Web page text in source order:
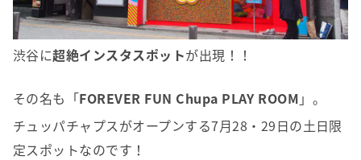
渋谷に超絶インスタスポットが出現！！
その名も「FOREVER FUN Chupa PLAY ROOM 」。
チュッパチャプスがオープンする7月28・29日の土日限
定スポットなのです！